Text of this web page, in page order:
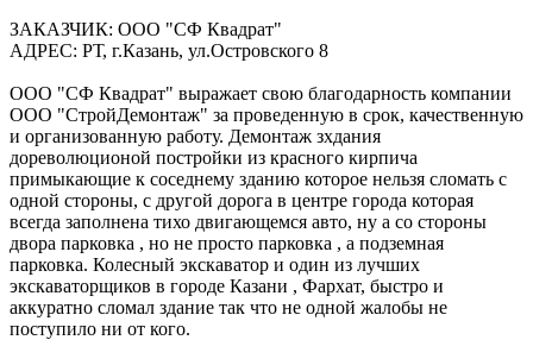
ЗАКАЗЧИК: ООО "СФ Квадрат"
АДРЕС: РТ, г.Казань, ул.Островского 8
ООО "СФ Квадрат" выражает свою благодарность компании
ООО "СтройДемонтаж" за проведенную в срок, качественную
и организованную работу. Демонтаж зхдания
дореволюционой постройки из красного кирпича
примыкающие к соседнему зданию которое нельзя сломать с
одной стороны, с другой дорога в центре города которая
всегда заполнена тихо двигающемся авто, ну а со стороны
двора парковка , но не просто парковка , а подземная
парковка. Колесный экскаватор и один из лучших
экскаваторщиков в городе Казани , Фархат, быстро и
аккуратно сломал здание так что не одной жалобы не
поступило ни от кого.